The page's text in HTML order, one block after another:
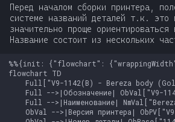
Перед началом сборки принтера,
системе названий деталей т.к. это
значительно проще ориентироваться
Название состоит из нескольких
%%{init: {"flowchart":
flowchart TD
Full["V9-1142(B) - Bereza body
Full -->|Обозначение| ObVal["V9-
Full -->|Наименование|
ObVal -->|Версия принтера|